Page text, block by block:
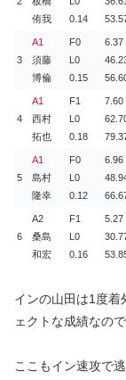
侑我
0.14
3
A1
須藤
博倫
F0
L0
0.15
6.37
4
A1
西村
拓也
F1
L0
0.18
7.60
5
A1
島村
隆幸
F0
L0
0.12
6.96
6
A2
桑島
和宏
F1
L0
0.16
5.27
インの山田は1度着
ェクトな成績なので
ここもイン速攻で逃